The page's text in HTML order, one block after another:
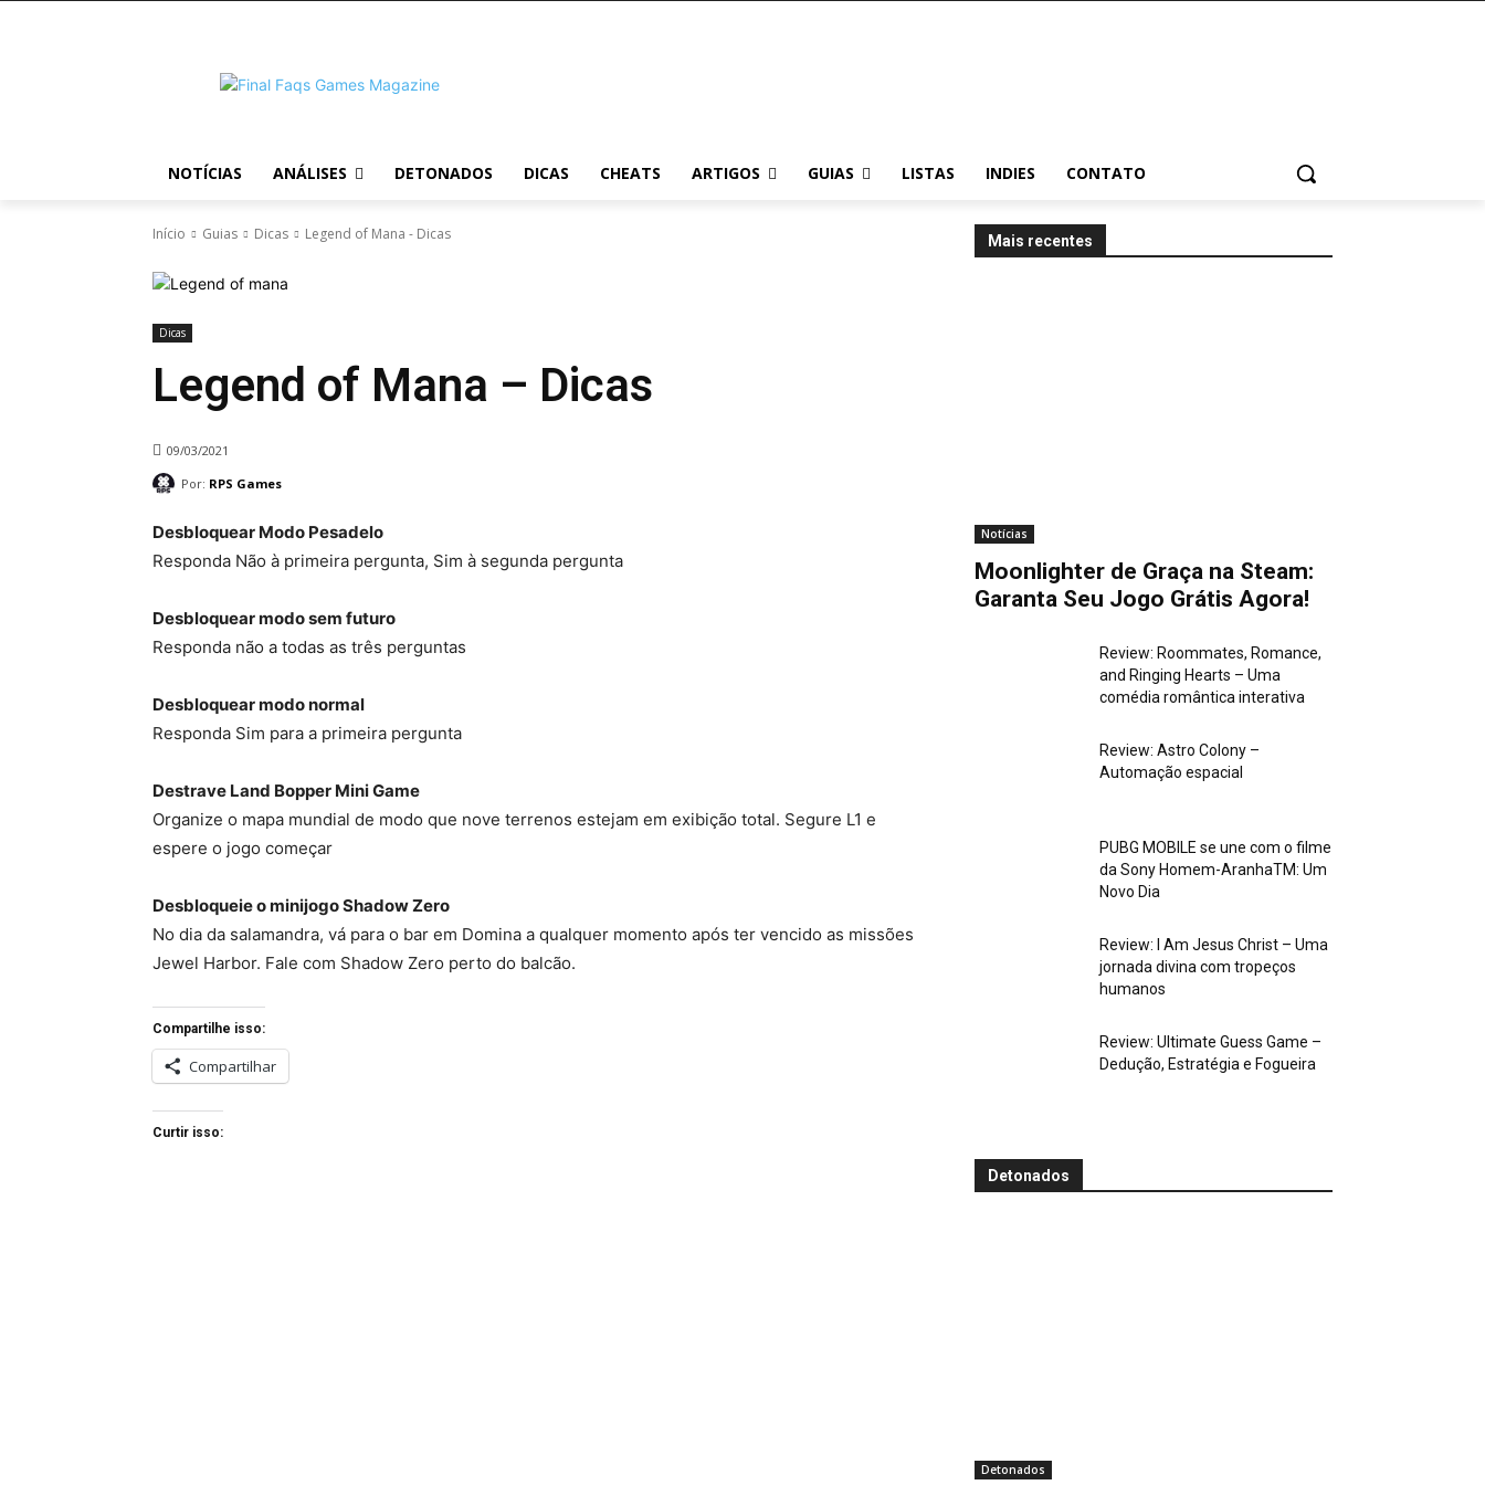
NOTÍCIAS ANÁLISES DETONADOS DICAS CHEATS ARTIGOS GUIAS LISTAS INDIES CONTATO
Início Guias Dicas Legend of Mana - Dicas
Dicas
Legend of Mana – Dicas
09/03/2021
Por: RPS Games
Desbloquear Modo Pesadelo
Responda Não à primeira pergunta, Sim à segunda pergunta
Desbloquear modo sem futuro
Responda não a todas as três perguntas
Desbloquear modo normal
Responda Sim para a primeira pergunta
Destrave Land Bopper Mini Game
Organize o mapa mundial de modo que nove terrenos estejam em exibição total. Segure L1 e
espere o jogo começar
Desbloqueie o minijogo Shadow Zero
No dia da salamandra, vá para o bar em Domina a qualquer momento após ter vencido as missões
Jewel Harbor. Fale com Shadow Zero perto do balcão.
Compartilhe isso:
Compartilhar
Curtir isso:
Mais recentes
Notícias
Moonlighter de Graça na Steam:
Garanta Seu Jogo Grátis Agora!
Review: Roommates, Romance,
and Ringing Hearts – Uma
comédia romântica interativa
Review: Astro Colony –
Automação espacial
PUBG MOBILE se une com o filme
da Sony Homem-AranhaTM: Um
Novo Dia
Review: I Am Jesus Christ – Uma
jornada divina com tropeços
humanos
Review: Ultimate Guess Game –
Dedução, Estratégia e Fogueira
Detonados
Detonados